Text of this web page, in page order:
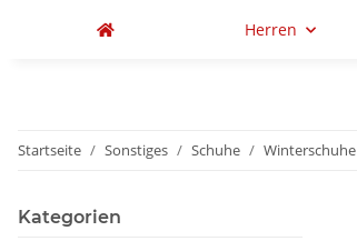
Herren
Startseite Sonstiges Schuhe Winterschuhe
Kategorien